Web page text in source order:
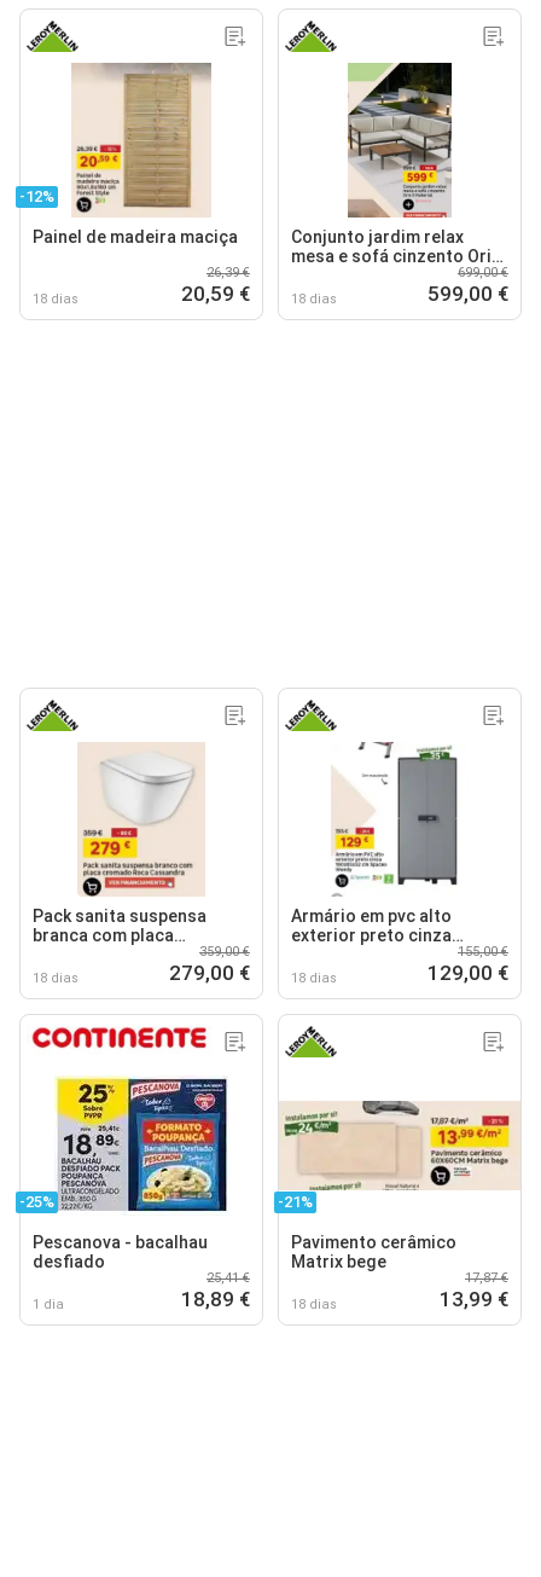
-12%
Painel de madeira maciça
18 dias
26,39 €
20,59 €
Conjunto jardim relax
mesa e sofá cinzento Oris
18 dias
699,00 €
599,00 €
Pack sanita suspensa
branca com placa
cromado roca cassandra
18 dias
359,00 €
279,00 €
Armário em pvc alto
exterior preto cinza
18 dias
155,00 €
129,00 €
-25%
Pescanova - bacalhau
desfiado
1 dia
25,41 €
18,89 €
-21%
Pavimento cerâmico
Matrix bege
18 dias
17,87 €
13,99 €